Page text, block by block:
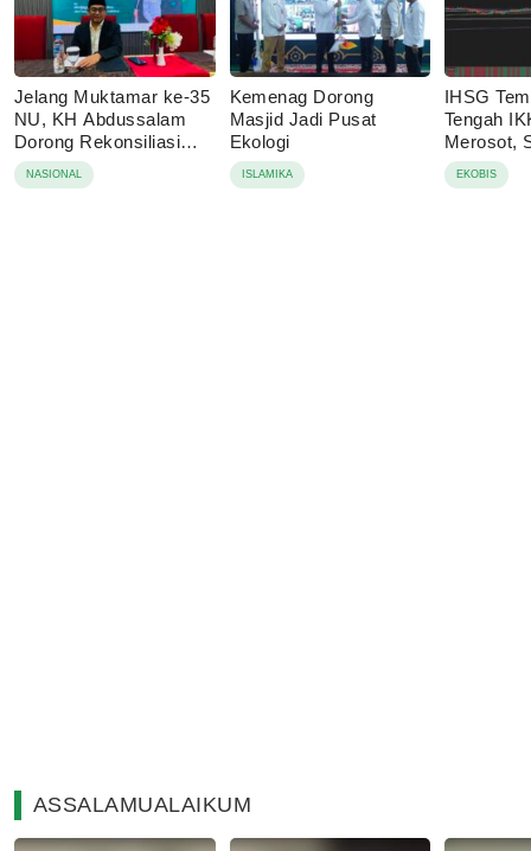
Jelang Muktamar ke-35
NU, KH Abdussalam
Dorong Rekonsiliasi
dan Transparansi
NASIONAL
Kemenag Dorong
Masjid Jadi Pusat
Ekologi
ISLAMIKA
IHSG
Tengah
Merosot,
yang Jadi
Asing?
EKOBIS
ASSALAMUALAIKUM